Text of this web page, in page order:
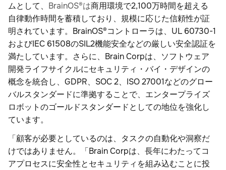
ムとして、 BrainOS®は商用環境で2,100万時間を超える
自律動作時間を蓄積しており、規模に応じた信頼性が証
明されています。BrainOS®コントローラは、UL 60730-1
およびIEC 61508のSIL2機能安全などの厳しい安全認証を
満たしています。さらに、Brain Corpは、ソフトウェア
開発ライフサイクルにセキュリティ・バイ・デザインの
概念を統合し、GDPR、SOC 2、ISO 27001などのグロー
バルスタンダードに準拠することで、エンタープライズ
ロボットのゴールドスタンダードとしての地位を強化し
ています。
「顧客が必要としているのは、タスクの自動化や洞察だ
けではありません。「Brain Corpは、長年にわたってコ
アプロセスに安全性とセキュリティを組み込むことに投